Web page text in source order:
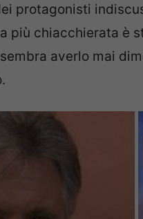
protagonisti
più chiacchierata è
averlo mai